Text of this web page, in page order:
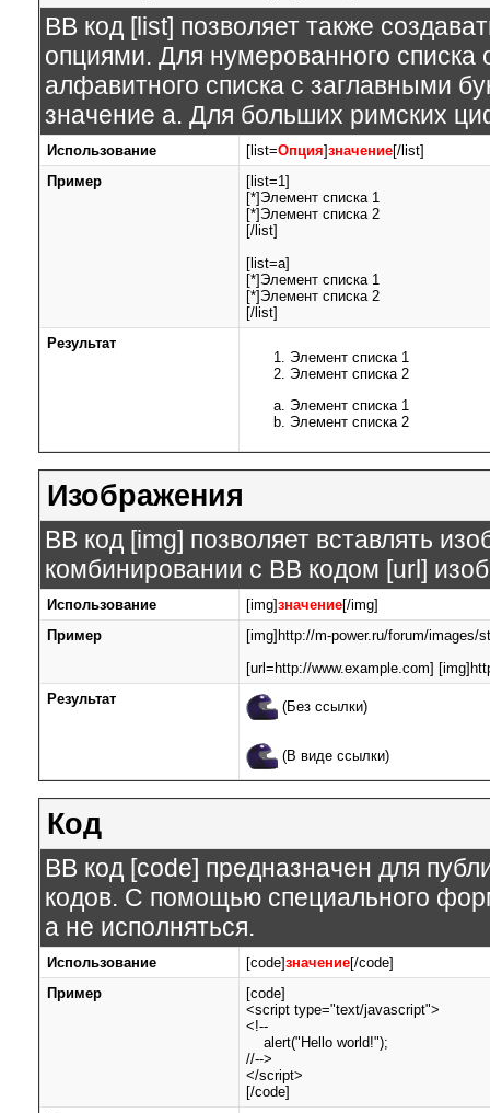
BB код [list] позволяет также
опциями. Для нумерованного
алфавитного списка с заглавными
значение а. Для больших римских
Использование [list=Опция]значение[/list]
Пример
[list=1]
[*]Элемент списка 1
[*]Элемент списка 2
[/list]
[list=a]
[*]Элемент списка 1
[*]Элемент списка 2
[/list]
Результат
Элемент списка 1
Элемент списка 2
Элемент списка 1
Элемент списка 2
Изображения
BB код [img] позволяет вставлять
комбинировании с BB кодом [url]
Использование [img]значение[/img]
Пример
[img]http://m-power.ru/forum/images/
[url=http://www.example.com]
Результат
(Без ссылки)
(В виде ссылки)
Код
BB код [code] предназначен для
кодов. С помощью специального
а не исполняться.
Использование [code]значение[/code]
Пример
[code]
<script type="text/javascript">
<!--
alert("Hello world!");
//-->
</script>
[/code]